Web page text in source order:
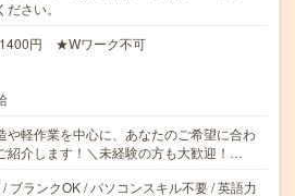
さい。
円 ★Wワーク不可
や軽作業を中心に、あなたのご希望に合わ
紹介します！＼未経験の方も大歓迎！…
ブランクOK / パソコンスキル不要 / 英語力